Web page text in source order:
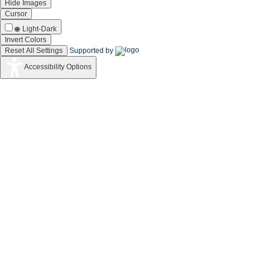
Hide Images
Cursor
Light-Dark
Invert Colors
Reset All Settings
Supported by
Accessibility Options